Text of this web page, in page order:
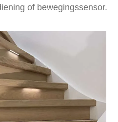
of bewegingssensor.